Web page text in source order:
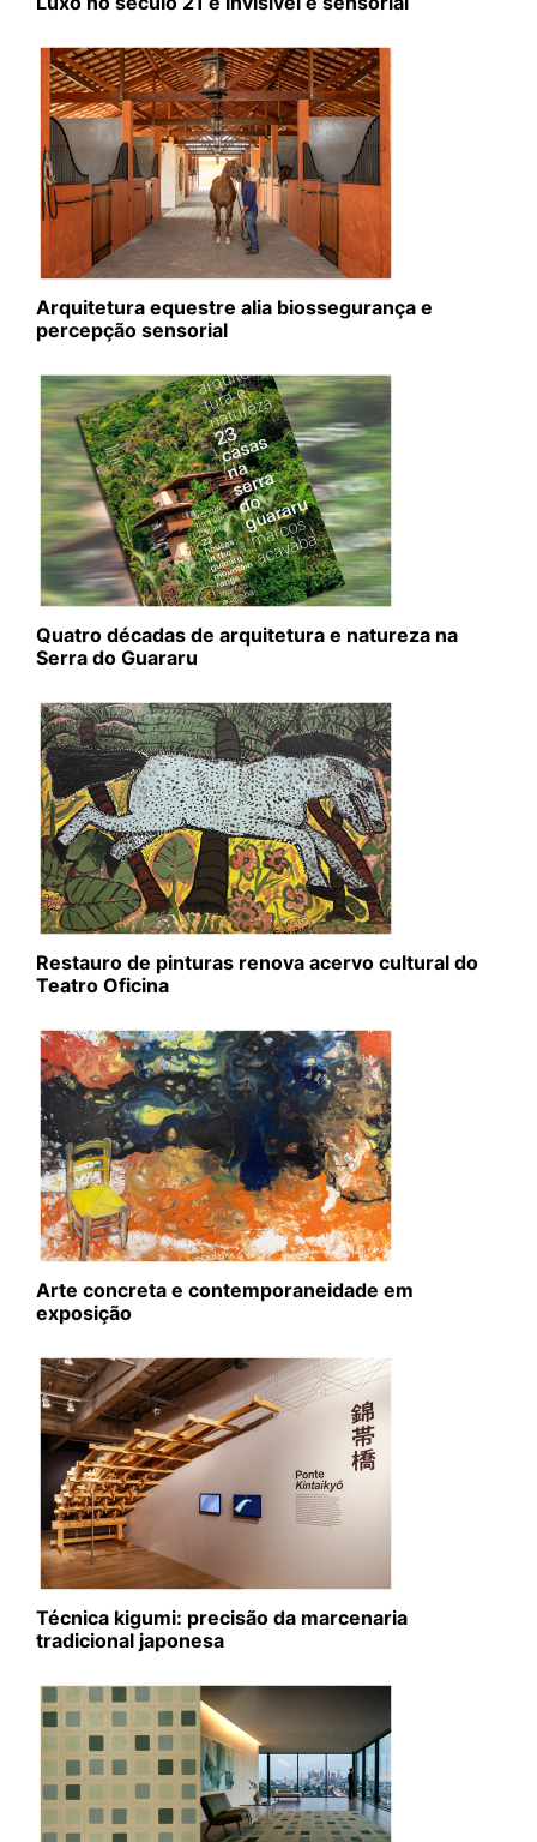
Arquitetura equestre alia biossegurança e
percepção sensorial
Quatro décadas de arquitetura e natureza na
Serra do Guararu
Restauro de pinturas renova acervo cultural do
Teatro Oficina
Arte concreta e contemporaneidade em
exposição
Técnica kigumi: precisão da marcenaria
tradicional japonesa